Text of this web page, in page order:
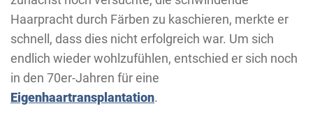
Haarpracht durch Färben zu kaschieren, merkte er
schnell, dass dies nicht erfolgreich war. Um sich
endlich wieder wohlzufühlen, entschied er sich noch
in den 70er-Jahren für eine
Eigenhaartransplantation.